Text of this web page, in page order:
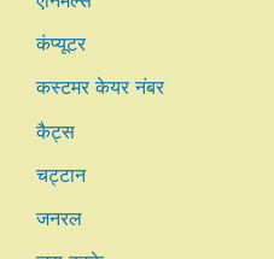
कंप्यूटर
कस्टमर केयर नंबर
कैट्स
चट्टान
जनरल